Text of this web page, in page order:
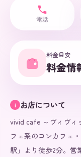
電話
料金目安
料金情
i お店について
vivid cafe ～ヴィヴィ
フェ系のコンカフェ
駅」より徒歩2分。営